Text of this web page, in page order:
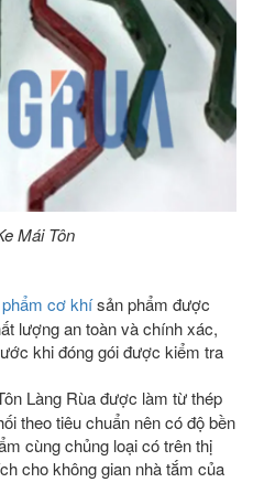
Mái Tôn
cơ khísản phẩm được
lượng an toàn và chính xác,
khi đóng gói được kiểm tra
Làng Rùa được làm từ thép
theo tiêu chuẩn nên có độ bền
cùng chủng loại có trên thị
cho không gian nhà tắm của